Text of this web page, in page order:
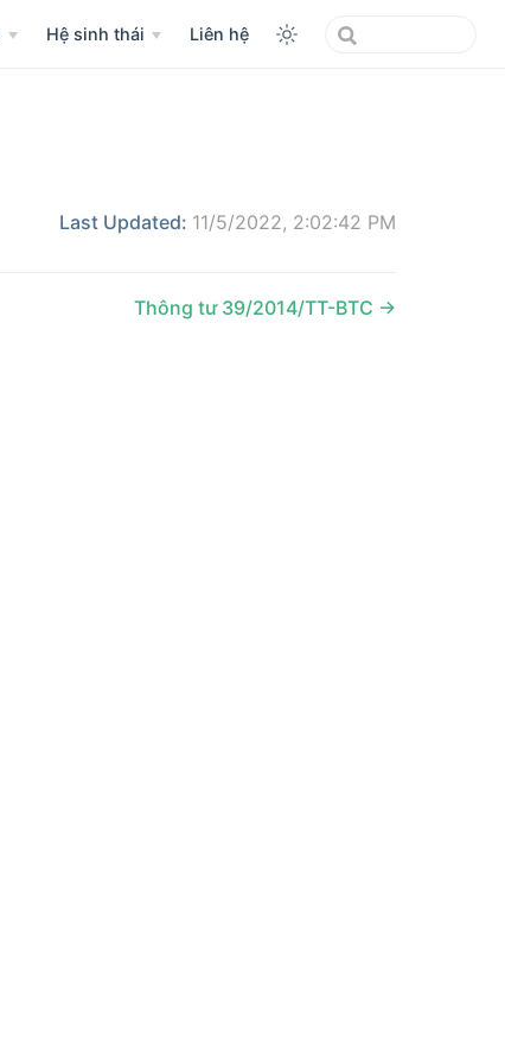
Hệ sinh thái Liên hệ
Last Updated: 11/5/2022, 2:02:42 PM
Thông tư 39/2014/TT-BTC